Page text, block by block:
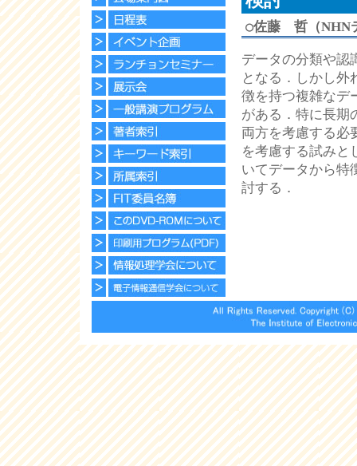
○佐藤 哲（NHN
データの分類や認
となる．しかし外
徴を持つ複雑なデ
がある．特に長期
両方を考慮する必
を考慮する試みと
いてデータから特
討する．